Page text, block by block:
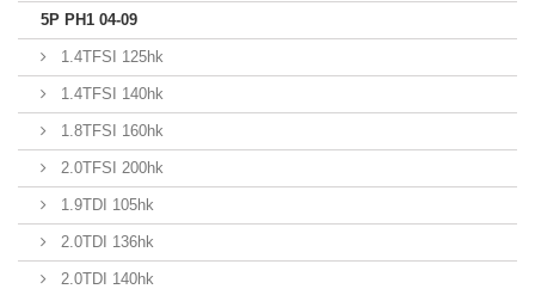
5P PH1 04-09
1.4TFSI 125hk
1.4TFSI 140hk
1.8TFSI 160hk
2.0TFSI 200hk
1.9TDI 105hk
2.0TDI 136hk
2.0TDI 140hk